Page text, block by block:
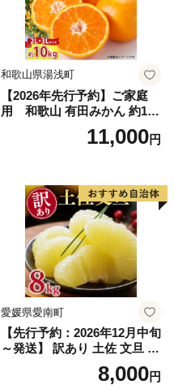
和歌山県湯浅町
【2026年先行予約】ご家庭
用 和歌山 有田みかん 約10k
g (2L、3Lサイズ)【湯浅町】
11,000円
愛媛県愛南町
【先行予約：2026年12月中旬
～発送】 訳あり 土佐 文旦 8k
g (Mサイズ以上サイズミック
ス) 8000円 わけあり ぶんた
8,000円